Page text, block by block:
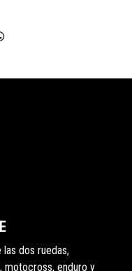
dos ruedas,
motocross, enduro y